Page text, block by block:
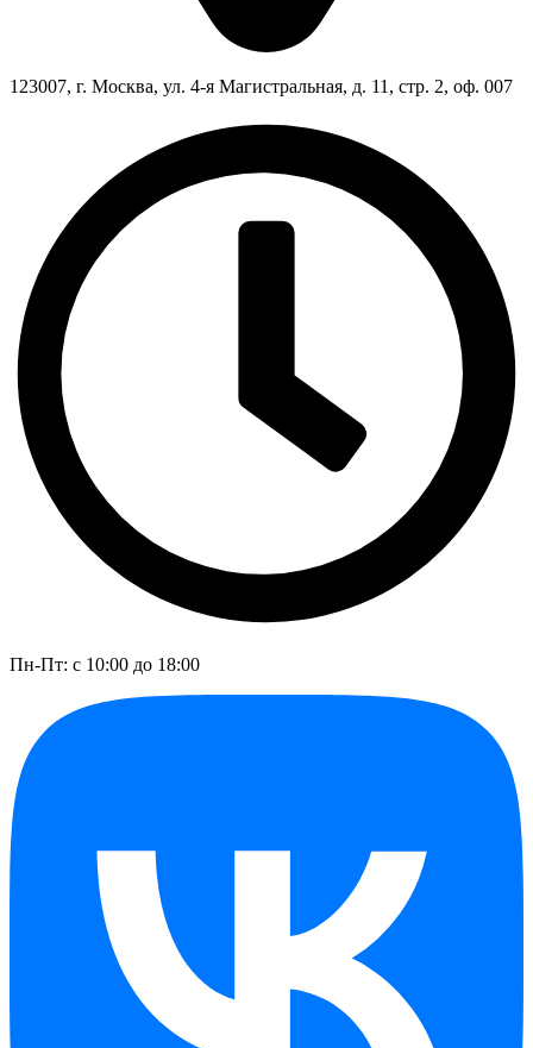
123007, г. Москва, ул. 4-я Магистральная, д. 11, стр. 2, оф. 007
Пн-Пт: с 10:00 до 18:00